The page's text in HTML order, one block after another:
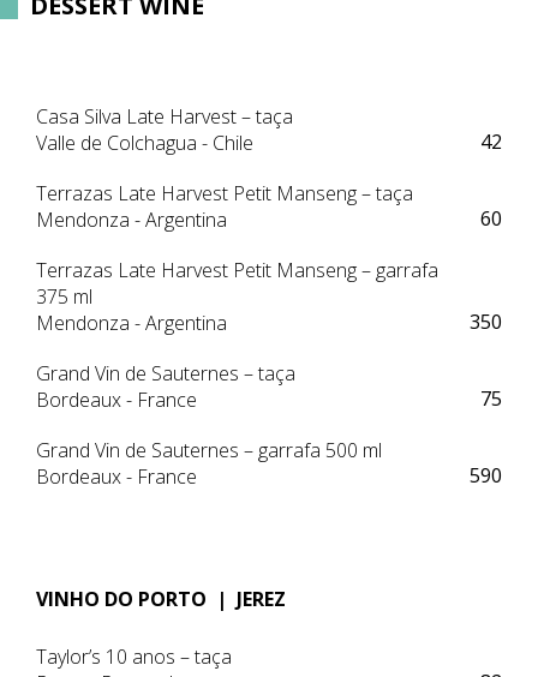
Casa Silva Late Harvest – taça
Valle de Colchagua - Chile
42
Terrazas Late Harvest Petit Manseng – taça
Mendonza - Argentina
60
Terrazas Late Harvest Petit Manseng – garrafa
375 ml
Mendonza - Argentina
350
Grand Vin de Sauternes – taça
Bordeaux - France
75
Grand Vin de Sauternes – garrafa 500 ml
Bordeaux - France
590
VINHO DO PORTO | JEREZ
Taylor’s 10 anos – taça